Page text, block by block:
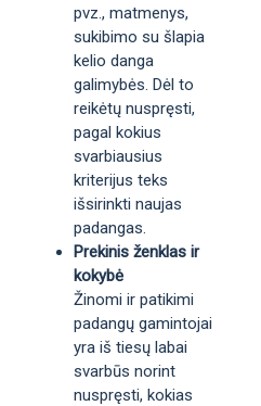
pvz., matmenys,
sukibimo su šlapia
kelio danga
galimybės. Dėl to
reikėtų nuspręsti,
pagal kokius
svarbiausius
kriterijus teks
išsirinkti naujas
padangas.
Prekinis ženklas ir
kokybė
Žinomi ir patikimi
padangų gamintojai
yra iš tiesų labai
svarbūs norint
nuspręsti, kokias